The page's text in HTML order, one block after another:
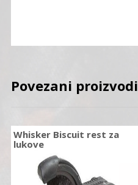
Povezani proizvodi
Whisker Biscuit rest za
lukove